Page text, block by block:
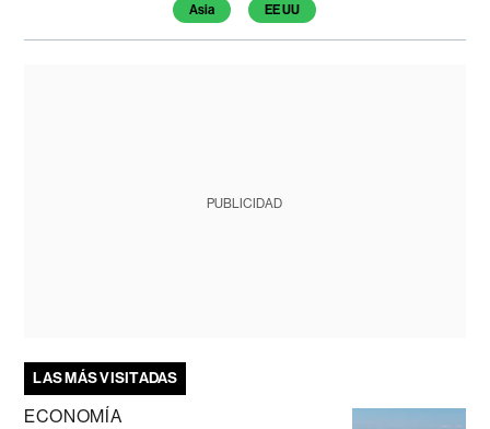
Asia EE UU
PUBLICIDAD
LAS MÁS VISITADAS
ECONOMÍA